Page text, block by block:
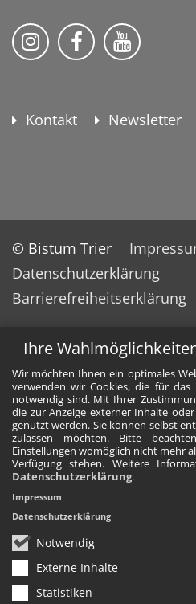
Ihre
Wir möchten Ihnen ein optimales
verwenden wir Cookies, die für das
notwendig sind. Mit Ihrer
die zur Anzeige externer Inhalte
genutzt werden. Sie können selbst
zulassen möchten. Bitte
Einstellungen womöglich nicht mehr
Verfügung stehen. Weitere
Datenschutzerklärung.
Notwendig
Externe Inhalte
Statistiken
Impressum
Datenschutzerklärung
KEB Bildung Leben
KEB Bildung
KEB
Kontakt Newsletter
© Bistum Trier
Datenschutzerklärung
Barrierefreiheitserklärung